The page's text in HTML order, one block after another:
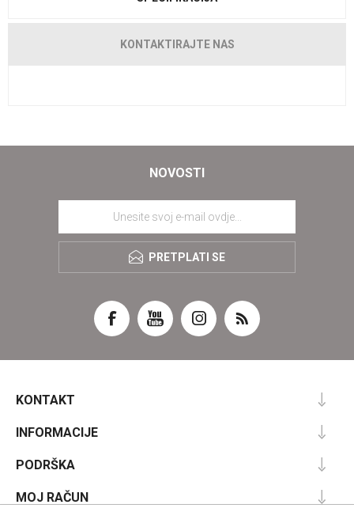
KONTAKTIRAJTE NAS
NOVOSTI
PRETPLATI SE
KONTAKT
INFORMACIJE
PODRŠKA
MOJ RAČUN